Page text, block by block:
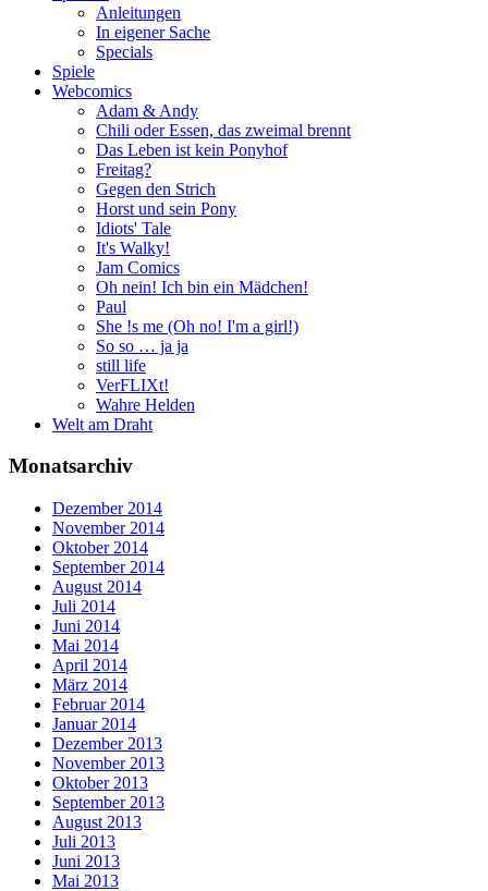
Anleitungen
In eigener Sache
Specials
Spiele
Webcomics
Adam & Andy
Chili oder Essen, das zweimal brennt
Das Leben ist kein Ponyhof
Freitag?
Gegen den Strich
Horst und sein Pony
Idiots' Tale
It's Walky!
Jam Comics
Oh nein! Ich bin ein Mädchen!
Paul
She !s me (Oh no! I'm a girl!)
So so … ja ja
still life
VerFLIXt!
Wahre Helden
Welt am Draht
Monatsarchiv
Dezember 2014
November 2014
Oktober 2014
September 2014
August 2014
Juli 2014
Juni 2014
Mai 2014
April 2014
März 2014
Februar 2014
Januar 2014
Dezember 2013
November 2013
Oktober 2013
September 2013
August 2013
Juli 2013
Juni 2013
Mai 2013